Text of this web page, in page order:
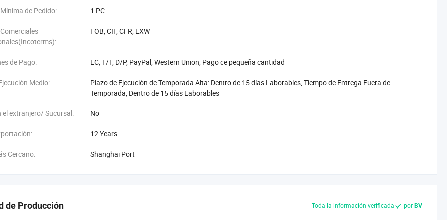
de Pedido: 1 PC
FOB, CIF, CFR, EXW
de Pago: LC, T/T, D/P, PayPal, Western Union, Pago de pequeña cantidad
Medio:
Plazo de Ejecución de Temporada Alta: Dentro de 15 días Laborables, Tiempo de Entrega Fuera de
Temporada, Dentro de 15 días Laborables
el extranjero/ Sucursal: No
12 Years
Cercano: Shanghai Port
de Producción Toda la información verificada por BV